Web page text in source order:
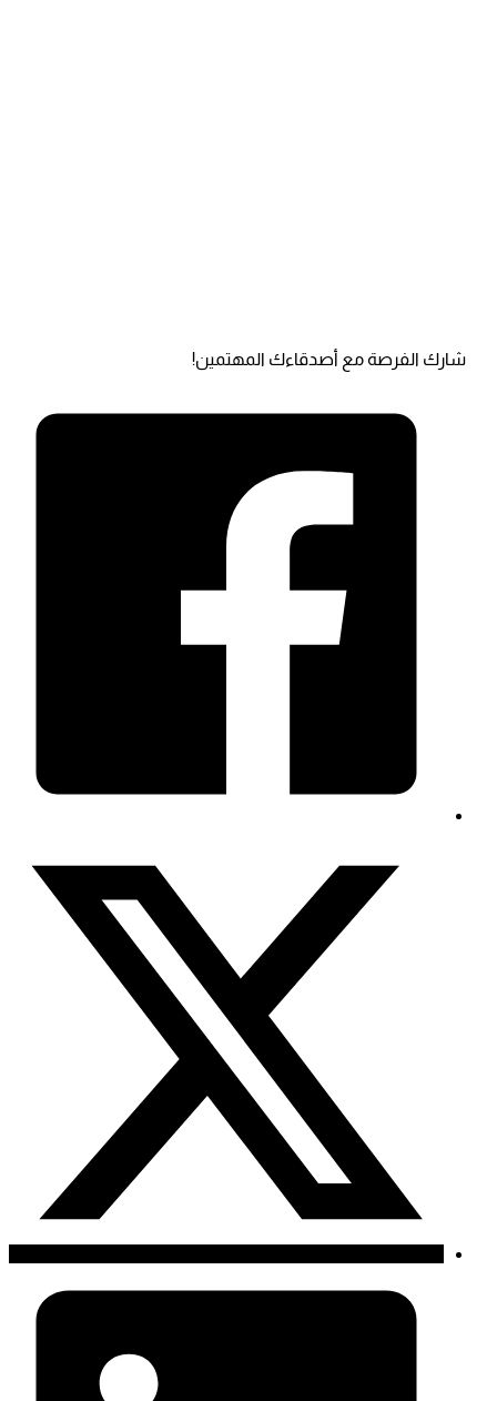
شارك الفرصة مع أصدقاءك المهتمين!